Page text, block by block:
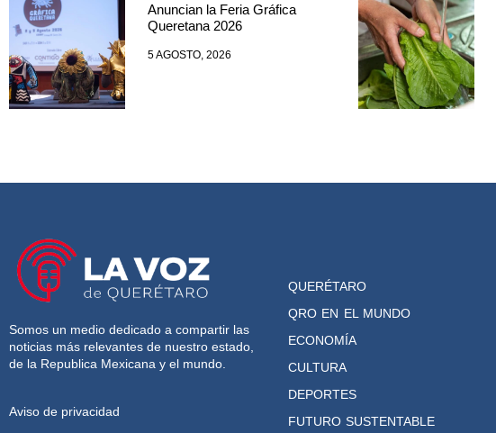
Anuncian la Feria Gráfica
Queretana 2026
5 AGOSTO, 2026
Somos un medio dedicado a compartir las
noticias más relevantes de nuestro estado,
de la Republica Mexicana y el mundo.
Aviso de privacidad
QUERÉTARO
QRO EN EL MUNDO
ECONOMÍA
CULTURA
DEPORTES
FUTURO SUSTENTABLE